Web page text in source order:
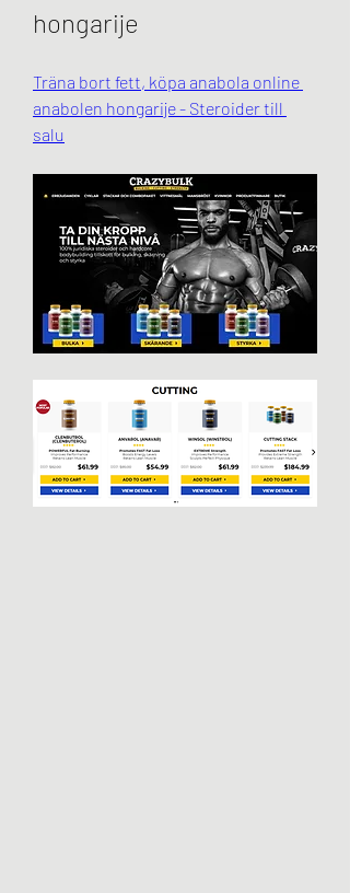
hongarije
Träna bort fett, köpa anabola online
anabolen hongarije - Steroider till
salu